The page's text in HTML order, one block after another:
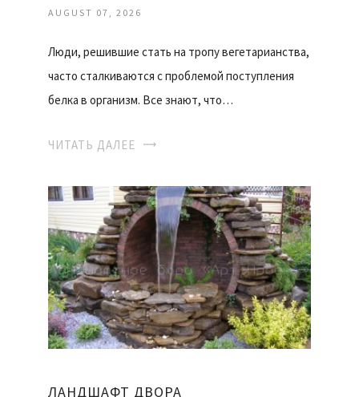
AUGUST 07, 2026
Люди, решившие стать на тропу вегетарианства,
часто сталкиваются с проблемой поступления
белка в организм. Все знают, что…
ЧИТАТЬ ДАЛЕЕ
ЛАНДШАФТ ДВОРА